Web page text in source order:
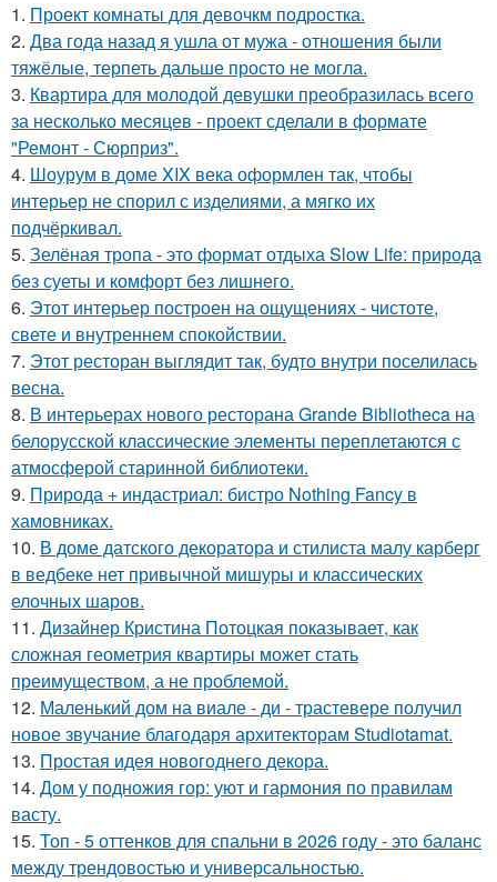
1. Проект комнаты для девочкм подростка.
2. Два года назад я ушла от мужа - отношения были
тяжёлые, терпеть дальше просто не могла.
3. Квартира для молодой девушки преобразилась всего
за несколько месяцев - проект сделали в формате
"Ремонт - Сюрприз".
4. Шоурум в доме XIX века оформлен так, чтобы
интерьер не спорил с изделиями, а мягко их
подчёркивал.
5. Зелёная тропа - это формат отдыха Slow Life: природа
без суеты и комфорт без лишнего.
6. Этот интерьер построен на ощущениях - чистоте,
свете и внутреннем спокойствии.
7. Этот ресторан выглядит так, будто внутри поселилась
весна.
8. В интерьерах нового ресторана Grande Bibliotheca на
белорусской классические элементы переплетаются с
атмосферой старинной библиотеки.
9. Природа + индастриал: бистро Nothing Fancy в
хамовниках.
10. В доме датского декоратора и стилиста малу карберг
в ведбеке нет привычной мишуры и классических
елочных шаров.
11. Дизайнер Кристина Потоцкая показывает, как
сложная геометрия квартиры может стать
преимуществом, а не проблемой.
12. Маленький дом на виале - ди - трастевере получил
новое звучание благодаря архитекторам Studiotamat.
13. Простая идея новогоднего декора.
14. Дом у подножия гор: уют и гармония по правилам
васту.
15. Топ - 5 оттенков для спальни в 2026 году - это баланс
между трендовостью и универсальностью.